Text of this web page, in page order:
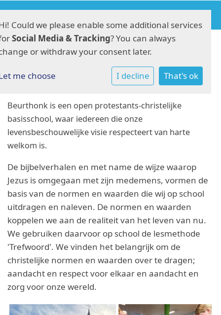
Identiteit
Beurthonk is een open protestants-christelijke
basisschool, waar iedereen die onze
levensbeschouwelijke visie respecteert van harte
welkom is.
De bijbelverhalen en met name de wijze waarop
Jezus is omgegaan met zijn medemens, vormen de
basis van de normen en waarden die wij op school
uitdragen en naleven. De normen en waarden
koppelen we aan de realiteit van het leven van nu.
We gebruiken daarvoor op school de lesmethode
'Trefwoord'. We vinden het belangrijk om de
christelijke normen en waarden over te dragen;
aandacht en respect voor elkaar en aandacht en
zorg voor onze wereld.
Could we please enable some additional services
Social Media & Tracking? You can always
or withdraw your consent later.
me choose I decline That's ok